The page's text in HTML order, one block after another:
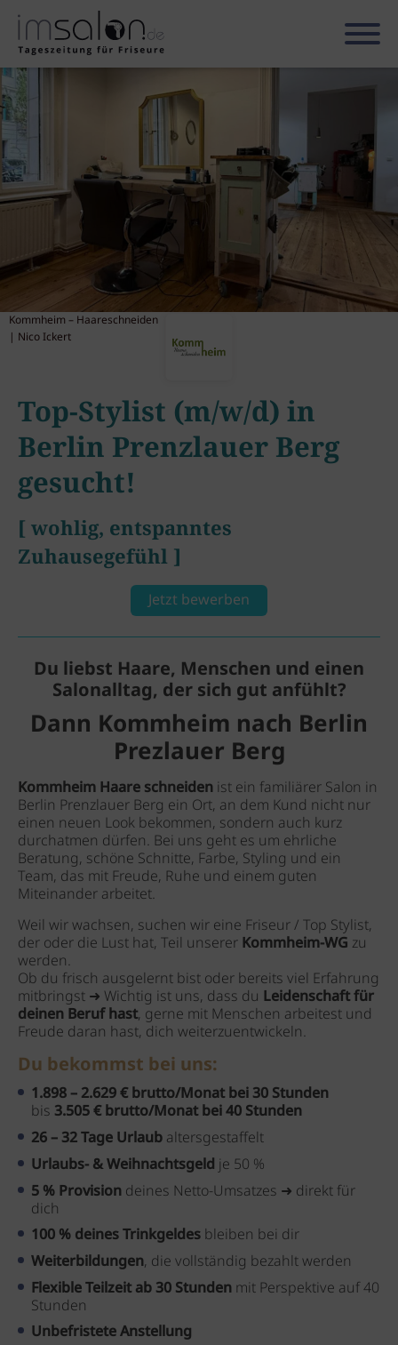
Kommheim – Haareschneiden
| Nico Ickert
Top-Stylist (m/w/d) in
Berlin Prenzlauer Berg
gesucht!
[ wohlig, entspanntes
Zuhausegefühl ]
Jetzt bewerben
Du liebst Haare, Menschen und einen
Salonalltag, der sich gut anfühlt?
Dann Kommheim nach Berlin
Prezlauer Berg
Kommheim Haare schneiden ist ein familiärer Salon in
Berlin Prenzlauer Berg ein Ort, an dem Kund nicht nur
einen neuen Look bekommen, sondern auch kurz
durchatmen dürfen. Bei uns geht es um ehrliche
Beratung, schöne Schnitte, Farbe, Styling und ein
Team, das mit Freude, Ruhe und einem guten
Miteinander arbeitet.
Weil wir wachsen, suchen wir eine Friseur / Top Stylist,
der oder die Lust hat, Teil unserer Kommheim-WG zu
werden.
Ob du frisch ausgelernt bist oder bereits viel Erfahrung
mitbringst ➜ Wichtig ist uns, dass du Leidenschaft für
deinen Beruf hast, gerne mit Menschen arbeitest und
Freude daran hast, dich weiterzuentwickeln.
Du bekommst bei uns:
1.898 – 2.629 € brutto/Monat bei 30 Stunden
bis 3.505 € brutto/Monat bei 40 Stunden
26 – 32 Tage Urlaub altersgestaffelt
Urlaubs- & Weihnachtsgeld je 50 %
5 % Provision deines Netto-Umsatzes ➜ direkt für
dich
100 % deines Trinkgeldes bleiben bei dir
Weiterbildungen, die vollständig bezahlt werden
Flexible Teilzeit ab 30 Stunden mit Perspektive auf 40
Stunden
Unbefristete Anstellung